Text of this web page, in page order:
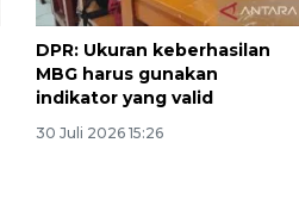
DPR: Ukuran keberhasilan
MBG harus gunakan
indikator yang valid
30 Juli 2026 15:26